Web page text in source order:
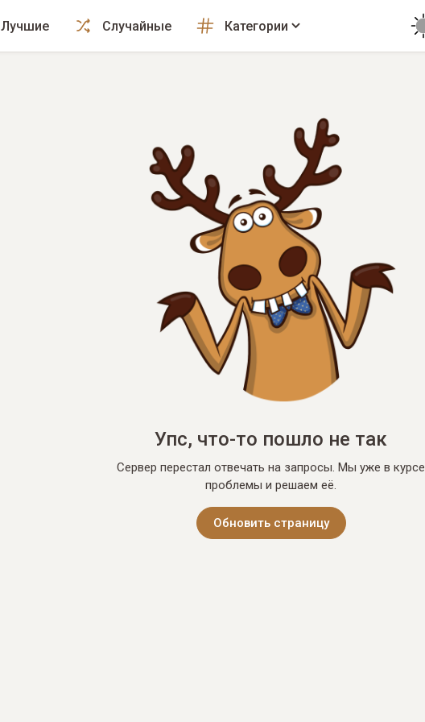
Лучшие Случайные Категории
Упс, что-то пошло не так
Сервер перестал отвечать на запросы. Мы уже в курсе
проблемы и решаем её.
Обновить страницу